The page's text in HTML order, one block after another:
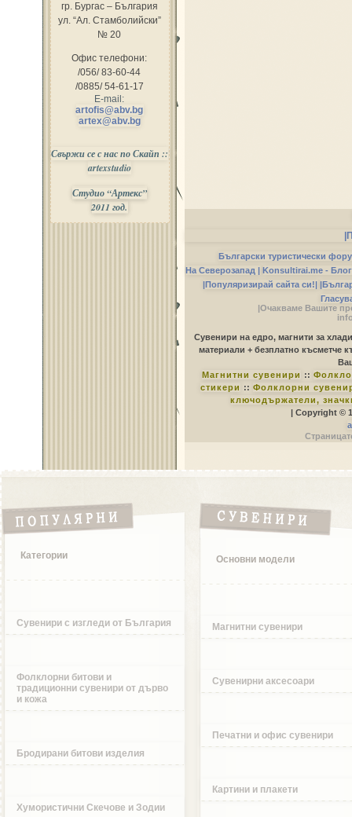
гр. Бургас – България
ул. “Ал. Стамболийски”
№ 20
Офис телефони:
/056/ 83-60-44
/0885/ 54-61-17
E-mail:
artofis@abv.bg
artex@abv.bg
Свържи се с нас по Скайп ::
artexstudio
Студио “Артекс”
2011 год.
Български туристически
На Северозапад | Konsultirai.me -
|Популяризирай сайта си!|
|Очакваме Вашите
Сувенири на едро, магнити за
материали + безплатно късметче
Магнитни сувенири ::
стикери :: Фолклорни
ключодържатели,
| Copyright ©
Категории
Сувенири с изгледи от България
Фолклорни битови и
традиционни сувенири от дърво
и кожа
Бродирани битови изделия
Хумористични Скечове и Зодии
Основни модели
Магнитни сувенири
Сувенирни аксесоари
Печатни и офис сувенири
Картини и плакети